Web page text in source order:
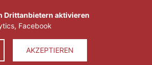
DATENSCHUTZ
E.V.
Drittanbietern aktivieren
Facebook
AKZEPTIEREN